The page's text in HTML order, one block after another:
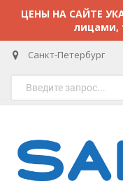
ЦЕНЫ НА САЙТЕ
лицами,
Санкт-Петербург